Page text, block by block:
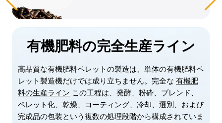
有機肥料の完全生産ライン
高品質な有機肥料ペレットの製造は、単体の有機肥料ペ
レット製造機だけでは成り立ちません。完全な 有機肥
料の生産ライン この工程は、発酵、粉砕、ブレンド、
ペレット化、乾燥、コーティング、冷却、選別、および
完成品の包装という複数の処理段階から構成されていま